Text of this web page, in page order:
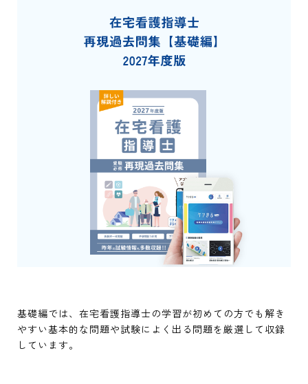
基礎編では、在宅看護指導士の学習が初めての方でも解き
やすい基本的な問題や試験によく出る問題を厳選して収録
しています。